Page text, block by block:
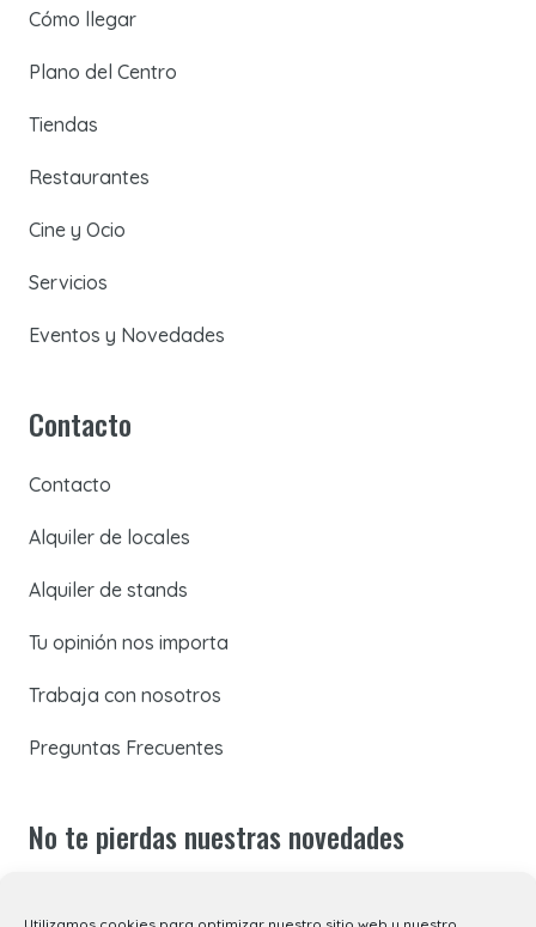
Cómo llegar
Plano del Centro
Tiendas
Restaurantes
Cine y Ocio
Servicios
Eventos y Novedades
Contacto
Contacto
Alquiler de locales
Alquiler de stands
Tu opinión nos importa
Trabaja con nosotros
Preguntas Frecuentes
No te pierdas nuestras novedades